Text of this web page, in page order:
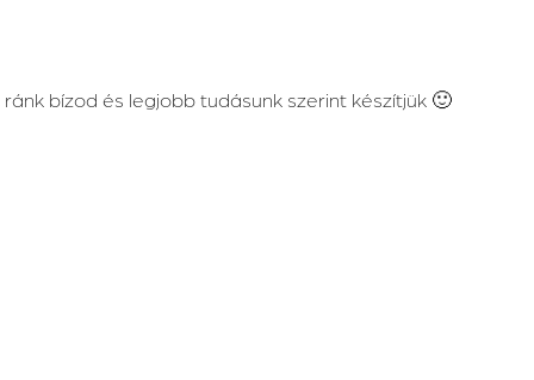
bízod és legjobb tudásunk szerint készítjük 🙂